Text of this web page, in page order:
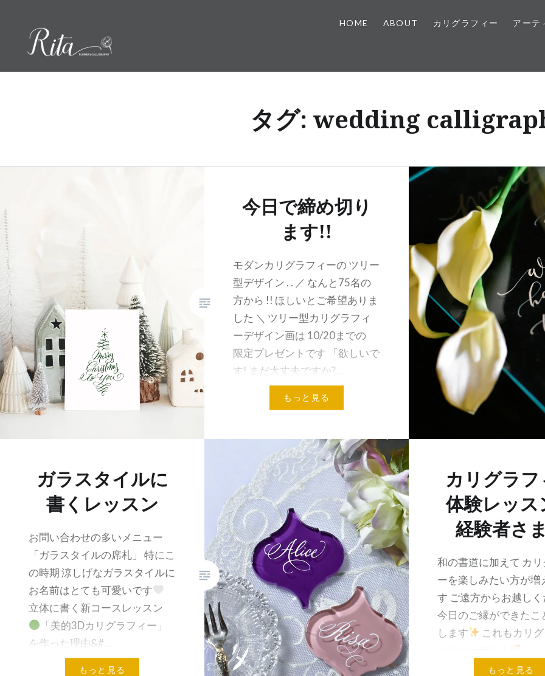
ツ
HOME ABOUT カリグラフィー アーテ
タグ: wedding
今日で締め切り
ます!!
モダンカリグラフィーの ツリー
型デザイン . . ／ なんと75名の
方から !! ほしいとご希望ありま
した ＼ ツリー型カリグラフィ
ーデザイン画は 10/20までの
限定プレゼントです 「欲しいで
す! まだ大丈夫ですか?…
もっと見る
ガラスタイルに
書くレッスン
お問い合わせの多いメニュー
「ガラスタイルの席札」 特にこ
の時期 涼しげなガラスタイルに
お名前はとても可愛いです
立体に書く新コースレッスン
「美的3Dカリグラフィー」
を作った理由&#…
もっと見る
カリグラフ
体験レッ
経験者さ
和の書道に加えて カ
ーを楽しみたい方が増
す ご遠方からお越し
今日のご縁ができたこ
します
これもカリ
験レッスンの方 エ…
もっと見る